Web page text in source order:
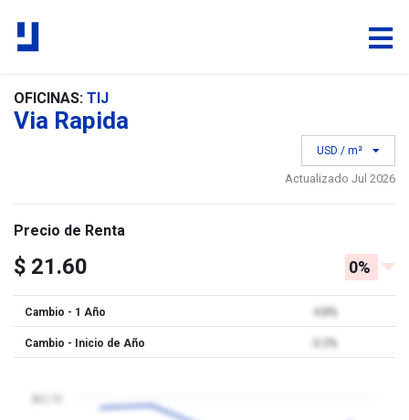
OFICINAS: TIJ
Via Rapida
USD / m²
Actualizado Jul 2026
Precio de Renta
$ 21.60 0%
Cambio - 1 Año 4.8%
Cambio - Inicio de Año